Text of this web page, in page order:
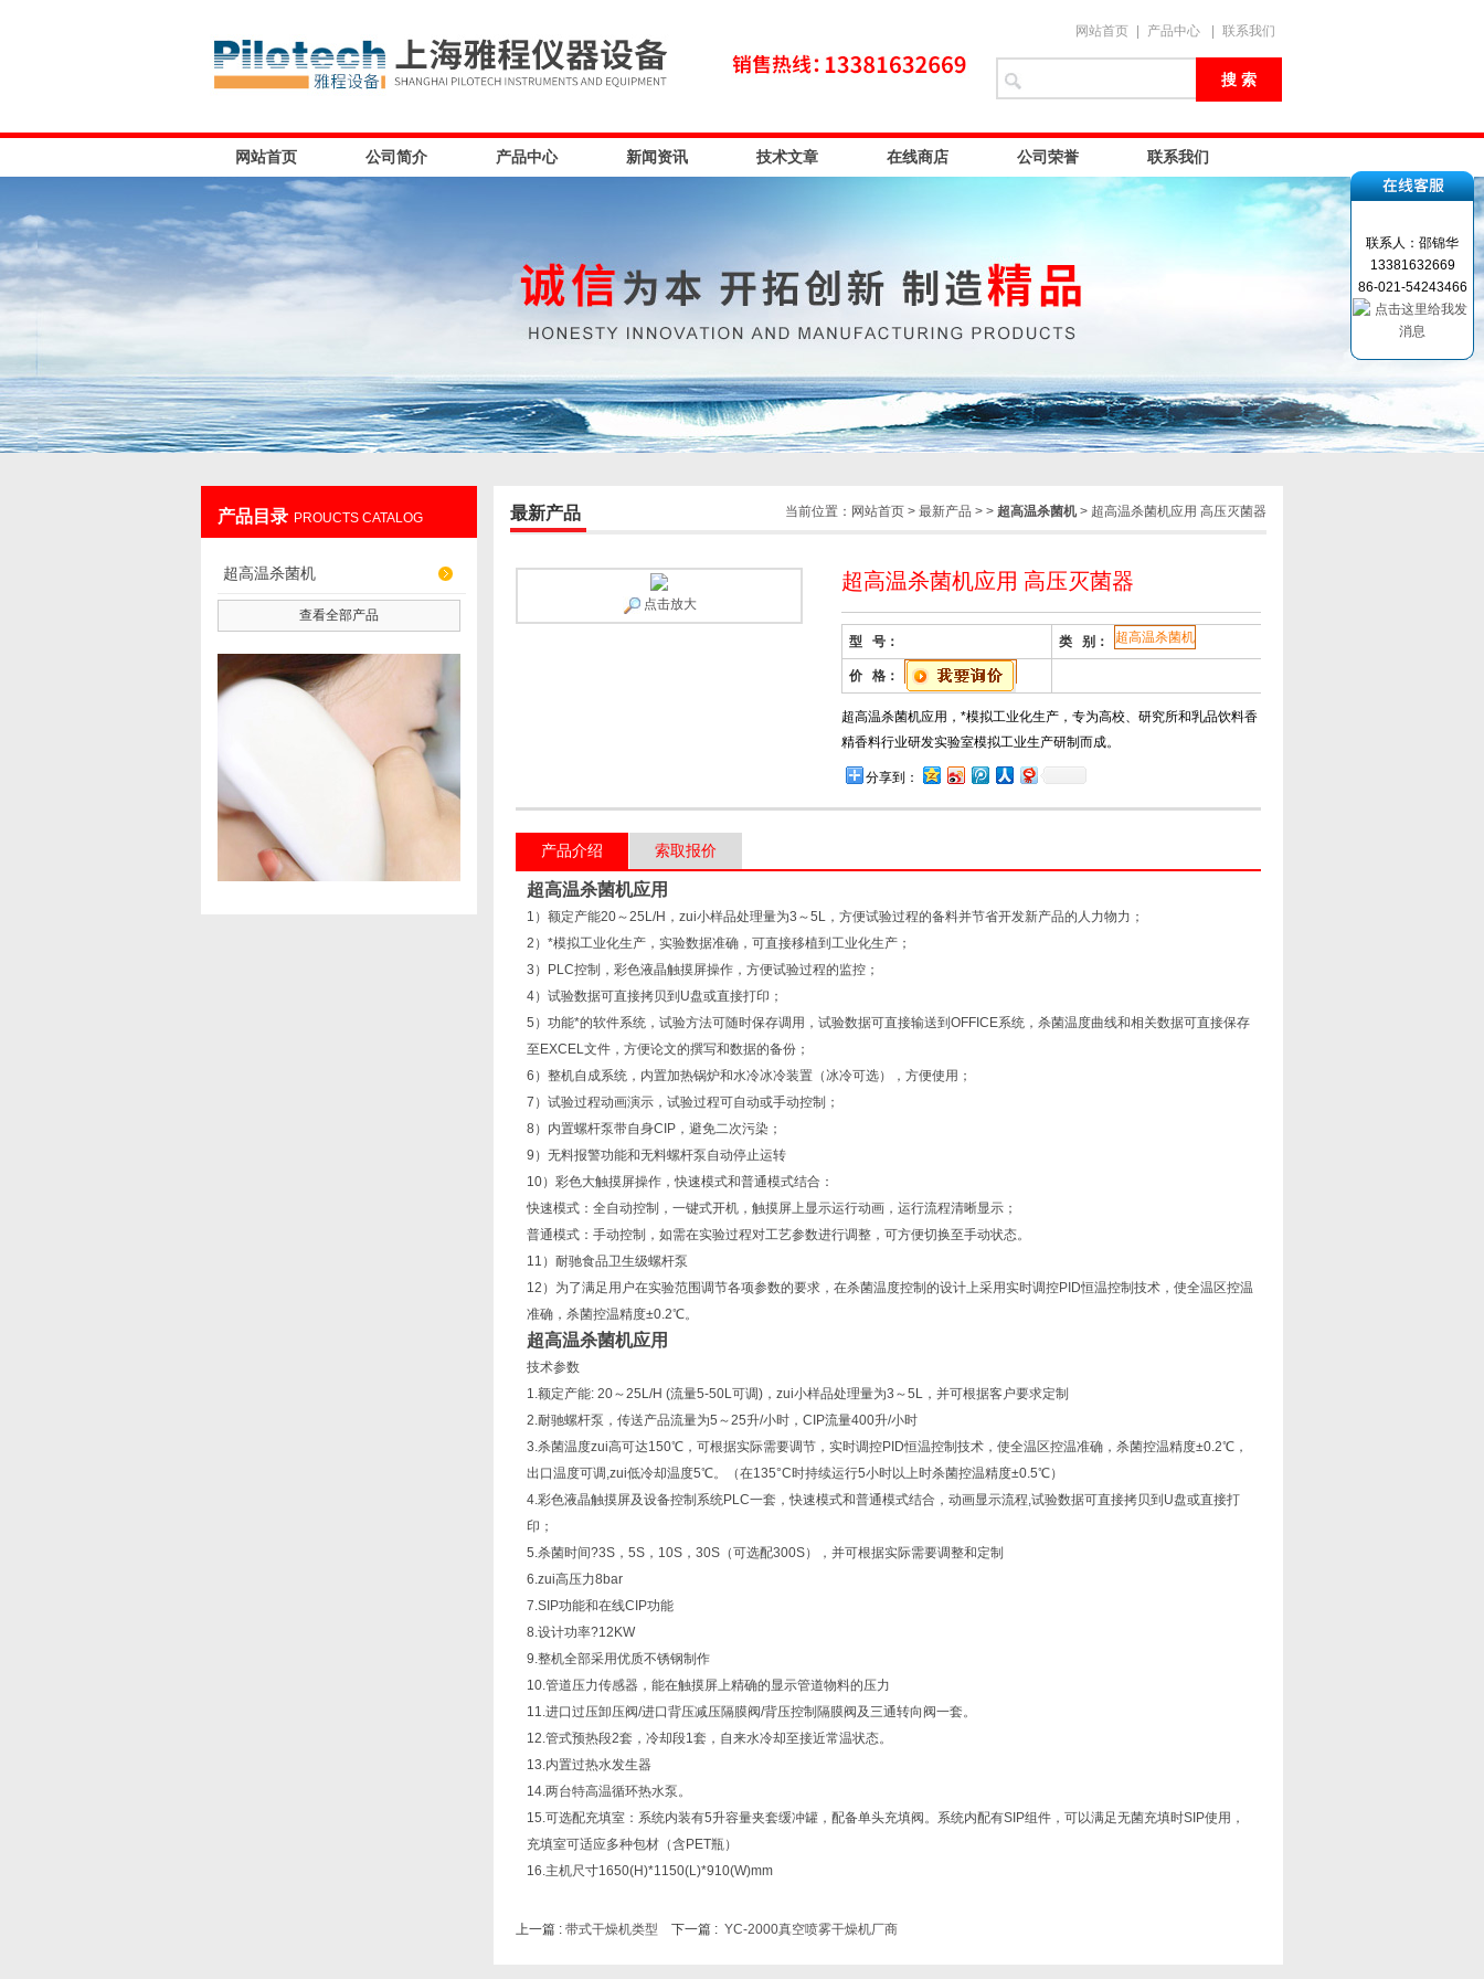
网站首页 产品中心 联系我们
网站首页 公司简介 产品中心 新闻资讯 技术文章 在线商店 公司荣誉 联系我们
产品目录 PROUCTS CATALOG
超高温杀菌机
查看全部产品
当前位置： 网站首页 > 最新产品 > > 超高温杀菌机> 超高温杀菌机应用 高压灭菌器
最新产品
超高温杀菌机应用 高压灭菌器
型 号： 类 别： 超高温杀菌机
价 格：
超高温杀菌机应用，*模拟工业化生产，专为高校、研究所和乳品饮料香
精香料行业研发实验室模拟工业生产研制而成。
分享到：
点击放大
产品介绍 索取报价
超高温杀菌机应用
1）额定产能20～25L/H，zui小样品处理量为3～5L，方便试验过程的备料并节省开发新产品的人力物力；
2）*模拟工业化生产，实验数据准确，可直接移植到工业化生产；
3）PLC控制，彩色液晶触摸屏操作，方便试验过程的监控；
4）试验数据可直接拷贝到U盘或直接打印；
5）功能*的软件系统，试验方法可随时保存调用，试验数据可直接输送到OFFICE系统，杀菌温度曲线和相关数据可直接保存
至EXCEL文件，方便论文的撰写和数据的备份；
6）整机自成系统，内置加热锅炉和水冷冰冷装置（冰冷可选），方便使用；
7）试验过程动画演示，试验过程可自动或手动控制；
8）内置螺杆泵带自身CIP，避免二次污染；
9）无料报警功能和无料螺杆泵自动停止运转
10）彩色大触摸屏操作，快速模式和普通模式结合：
快速模式：全自动控制，一键式开机，触摸屏上显示运行动画，运行流程清晰显示；
普通模式：手动控制，如需在实验过程对工艺参数进行调整，可方便切换至手动状态。
11）耐驰食品卫生级螺杆泵
12）为了满足用户在实验范围调节各项参数的要求，在杀菌温度控制的设计上采用实时调控PID恒温控制技术，使全温区控温
准确，杀菌控温精度±0.2℃。
超高温杀菌机应用
技术参数
1.额定产能: 20～25L/H (流量5-50L可调)，zui小样品处理量为3～5L，并可根据客户要求定制
2.耐驰螺杆泵，传送产品流量为5～25升/小时，CIP流量400升/小时
3.杀菌温度zui高可达150℃，可根据实际需要调节，实时调控PID恒温控制技术，使全温区控温准确，杀菌控温精度±0.2℃，
出口温度可调,zui低冷却温度5℃。（在135°C时持续运行5小时以上时杀菌控温精度±0.5℃）
4.彩色液晶触摸屏及设备控制系统PLC一套，快速模式和普通模式结合，动画显示流程,试验数据可直接拷贝到U盘或直接打
印；
5.杀菌时间?3S，5S，10S，30S（可选配300S），并可根据实际需要调整和定制
6.zui高压力8bar
7.SIP功能和在线CIP功能
8.设计功率?12KW
9.整机全部采用优质不锈钢制作
10.管道压力传感器，能在触摸屏上精确的显示管道物料的压力
11.进口过压卸压阀/进口背压减压隔膜阀/背压控制隔膜阀及三通转向阀一套。
12.管式预热段2套，冷却段1套，自来水冷却至接近常温状态。
13.内置过热水发生器
14.两台特高温循环热水泵。
15.可选配充填室：系统内装有5升容量夹套缓冲罐，配备单头充填阀。系统内配有SIP组件，可以满足无菌充填时SIP使用，
充填室可适应多种包材（含PET瓶）
16.主机尺寸1650(H)*1150(L)*910(W)mm
上一篇 : 带式干燥机类型 下一篇 : YC-2000真空喷雾干燥机厂商
联系人：邵锦华
13381632669
86-021-54243466